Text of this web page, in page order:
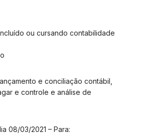
ou cursando contabilidade
e conciliação contábil,
e controle e análise de
08/03/2021 – Para: